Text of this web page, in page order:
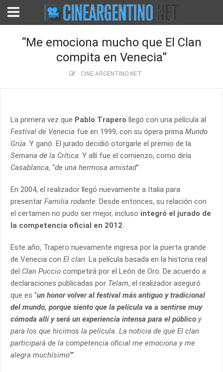
“Me emociona mucho que El Clan
compita en Venecia”
CINE ARGENTINO.NET
La primera vez que Pablo Trapero llegó con una película al
Festival de Venecia fue en 1999, con su ópera prima Mundo
Grúa. Y ganó. El jurado decidió otorgarle el premio de la
Semana de la Crítica. Y allí fue el comienzo, como diría
Casablanca, “de una hermosa amistad“.
En 2004, el realizador llegó nuevamente a Italia para
presentar Familia rodante. Desde entonces, su relación con
el certamen no pudo ser mejor, incluso integró el jurado de
la competencia oficial en 2012.
Este año, Trapero nuevamente ingresa por la puerta grande
de Venecia con El clan. La película basada en la historia real
del Clan Puccio competirá por el León de Oro. De acuerdo a
declaraciones publicadas por Telam, el realizador aseguró
que es “un honor volver al festival más antiguo y tradicional
del mundo, porque siento que la película va a sentirse muy
cómoda allí y será un experiencia intensa para el público y
para los que hicimos la película. La noticia de que El clan
participará de la competencia oficial me emociona y me
alegra muchísimo””.